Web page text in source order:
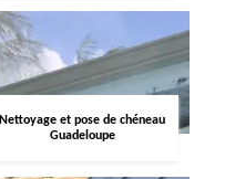
Nettoyage et pose de chéneau
Guadeloupe